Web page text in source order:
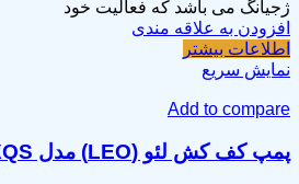
ژجیانگ می باشد که فعالیت خود
افزودن به علاقه مندی
اطلاعات بیشتر
نمایش سریع
Add to compare
پمپ کف کش لئو (LEO) مدل XQS